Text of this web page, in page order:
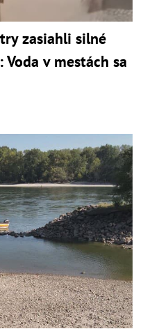
zasiahli silné
v mestách sa